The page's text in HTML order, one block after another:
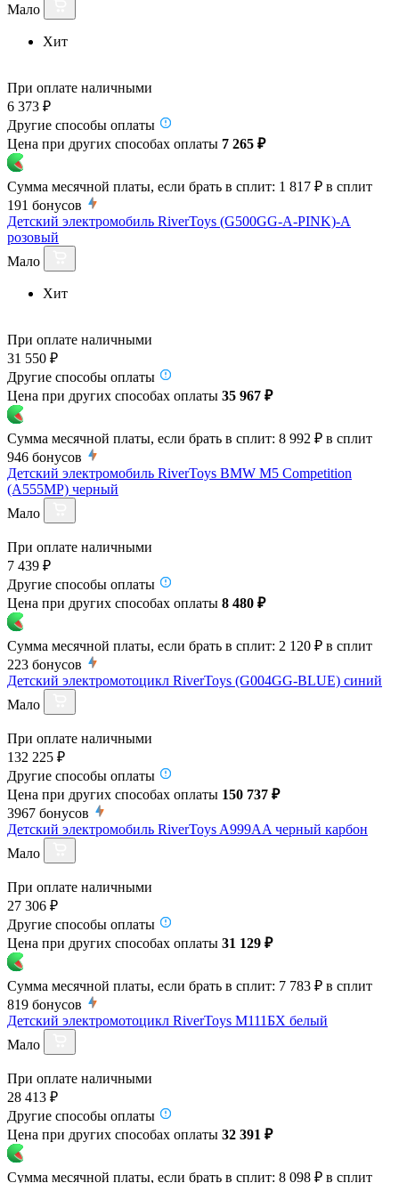
Мало
Хит
При оплате наличными
6 373 ₽
Другие способы оплаты
Цена при других способах оплаты 7 265 ₽
Сумма месячной платы, если брать в сплит: 1 817 ₽ в сплит
191 бонусов
Детский электромобиль RiverToys (G500GG-A-PINK)-A
розовый
Мало
Хит
При оплате наличными
31 550 ₽
Другие способы оплаты
Цена при других способах оплаты 35 967 ₽
Сумма месячной платы, если брать в сплит: 8 992 ₽ в сплит
946 бонусов
Детский электромобиль RiverToys BMW M5 Competition
(A555MP) черный
Мало
При оплате наличными
7 439 ₽
Другие способы оплаты
Цена при других способах оплаты 8 480 ₽
Сумма месячной платы, если брать в сплит: 2 120 ₽ в сплит
223 бонусов
Детский электромотоцикл RiverToys (G004GG-BLUE) синий
Мало
При оплате наличными
132 225 ₽
Другие способы оплаты
Цена при других способах оплаты 150 737 ₽
3967 бонусов
Детский электромобиль RiverToys A999AA черный карбон
Мало
При оплате наличными
27 306 ₽
Другие способы оплаты
Цена при других способах оплаты 31 129 ₽
Сумма месячной платы, если брать в сплит: 7 783 ₽ в сплит
819 бонусов
Детский электромотоцикл RiverToys М111БХ белый
Мало
При оплате наличными
28 413 ₽
Другие способы оплаты
Цена при других способах оплаты 32 391 ₽
Сумма месячной платы, если брать в сплит: 8 098 ₽ в сплит